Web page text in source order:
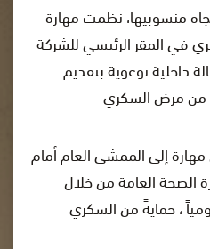
منسوبيها، نظمت مهارة
في المقر الرئيسي للشركة
داخلية توعوية بتقديم
إلى الممشى العام أمام
الصحة العامة من خلال
، حمايةً من السكري